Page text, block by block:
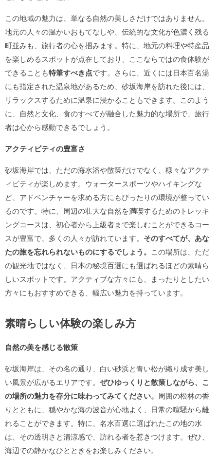
この地域の魅力は、単なる自然の美しさだけではありません。
地元の人々の温かいおもてなしや、伝統的な文化が色濃く残る
町並みも、旅行者の心を掴みます。特に、地元の料理や特産品
を楽しめるスポットが点在しており、ここならではの食体験が
できることも特筆すべき点です。さらに、近くには日本百名湯
にも指定された温泉地があるため、砂坂海岸を訪れた後には、
リラックスするために温泉に浸かることもできます。このよう
に、自然と文化、食のすべてが融合した魅力的な場所で、旅行
者は心から感動できるでしょう。
アクティビティの豊富さ
砂坂海岸では、ただの海水浴や散策だけでなく、様々なアクテ
ィビティが楽しめます。ウォータースポーツやハイキングな
ど、アドベンチャーを求める方にもぴったりの環境が整ってい
るのです。特に、周辺の壮大な自然を満喫するためのトレッキ
ングコースは、初心者から上級者まで楽しむことができるコー
スが豊富で、多くの人々が訪れています。 そのすべてが、あな
たの旅を忘れられないものにするでしょう。 この場所は、ただ
の観光地ではなく、日本の秘境百選にも選ばれるほどの素晴ら
しいスポットです。アクティブな方々にも、まったりとしたい
方々にもおすすめできる、幅広い魅力を持っています。
素晴らしい体験の楽しみ方
自然の美を感じる散策
砂坂海岸は、その名の通り、白い砂浜と青い松が織り成す美し
い風景が広がるエリアです。 ぜひゆっくりと散策しながら、こ
の場所の魅力を存分に味わってみてください。 周囲の松林の香
りとともに、穏やかな海の波音が心地よく、日常の喧騒から離
れることができます。特に、名水百選に選ばれたこの地の水
は、その透明さと清涼感で、訪れる者を惹きつけます。ぜひ、
海辺での静かなひとときをお楽しみください。